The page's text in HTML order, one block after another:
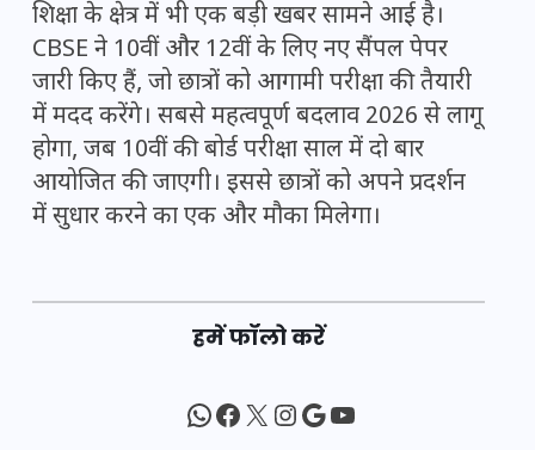
शिक्षा के क्षेत्र में भी एक बड़ी खबर सामने आई है।
CBSE ने 10वीं और 12वीं के लिए नए सैंपल पेपर
जारी किए हैं, जो छात्रों को आगामी परीक्षा की तैयारी
में मदद करेंगे। सबसे महत्वपूर्ण बदलाव 2026 से लागू
होगा, जब 10वीं की बोर्ड परीक्षा साल में दो बार
आयोजित की जाएगी। इससे छात्रों को अपने प्रदर्शन
में सुधार करने का एक और मौका मिलेगा।
हमें फॉलो करें
WhatsApp
Facebook
X Instagram
Google
YouTube